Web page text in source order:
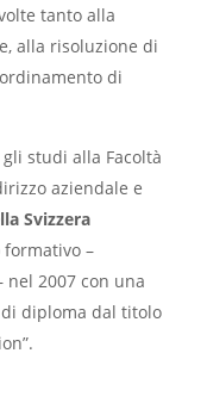
tanto alla
alla risoluzione di
di
studi alla Facoltà
aziendale e
Svizzera
formativo –
2007 con una
diploma dal titolo